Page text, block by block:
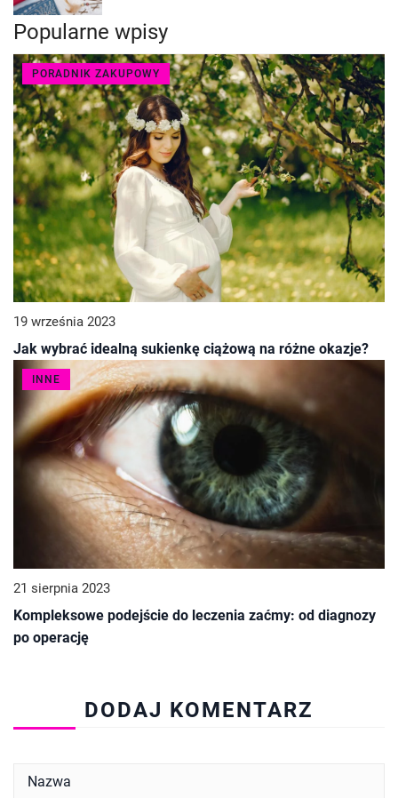
Popularne wpisy
PORADNIK ZAKUPOWY
19 września 2023
Jak wybrać idealną sukienkę ciążową na różne okazje?
INNE
21 sierpnia 2023
Kompleksowe podejście do leczenia zaćmy: od diagnozy
po operację
DODAJ KOMENTARZ